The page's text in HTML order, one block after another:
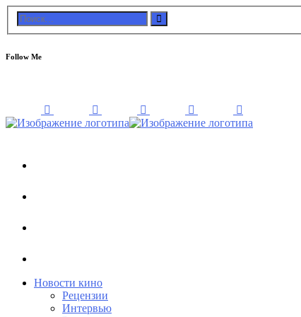
Follow Me
Новости кино
Рецензии
Интервью